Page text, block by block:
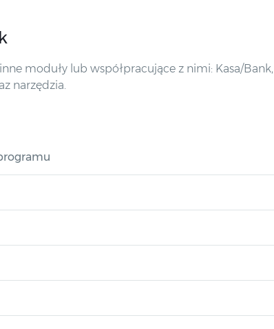
moduły lub współpracujące z nimi: Kasa/Bank,
narzędzia.